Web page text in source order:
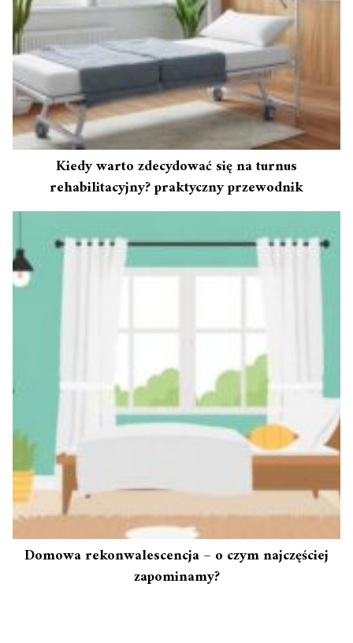
Kiedy warto zdecydować się na turnus
rehabilitacyjny? praktyczny przewodnik
Domowa rekonwalescencja – o czym najczęściej
zapominamy?